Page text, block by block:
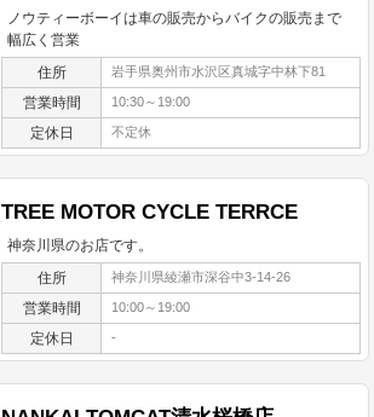
ノウティーボーイは車の販売からバイクの販売まで
幅広く営業
住所 岩手県奥州市水沢区真城字中林下81
営業時間 10:30～19:00
定休日 不定休
TREE MOTOR CYCLE TERRCE
神奈川県のお店です。
住所 神奈川県綾瀬市深谷中3-14-26
営業時間 10:00～19:00
定休日 -